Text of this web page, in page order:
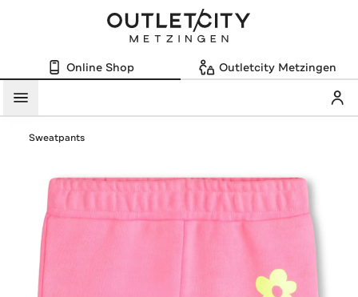
Online Shop Outletcity Metzingen
Menü
Sweatpants